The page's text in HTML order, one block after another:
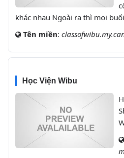
khác nhau Ngoài ra thì mọi
Tên miền:
Học Viện Wibu